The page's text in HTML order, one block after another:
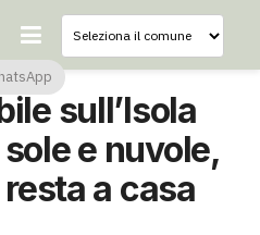
sull’Isola
e nuvole,
a casa